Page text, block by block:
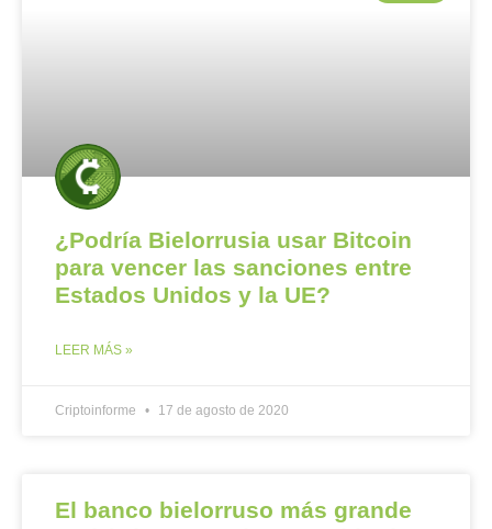
¿Podría Bielorrusia usar Bitcoin
para vencer las sanciones entre
Estados Unidos y la UE?
LEER MÁS »
Criptoinforme 17 de agosto de 2020
El banco bielorruso más grande